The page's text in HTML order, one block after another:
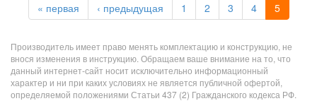
« первая ‹ предыдущая 1 2 3 4 5
Производитель имеет право менять комплектацию и конструкцию, не
внося изменения в инструкцию. Обращаем ваше внимание на то, что
данный интернет-сайт носит исключительно информационный
характер и ни при каких условиях не является публичной офертой,
определяемой положениями Статьи 437 (2) Гражданского кодекса РФ.